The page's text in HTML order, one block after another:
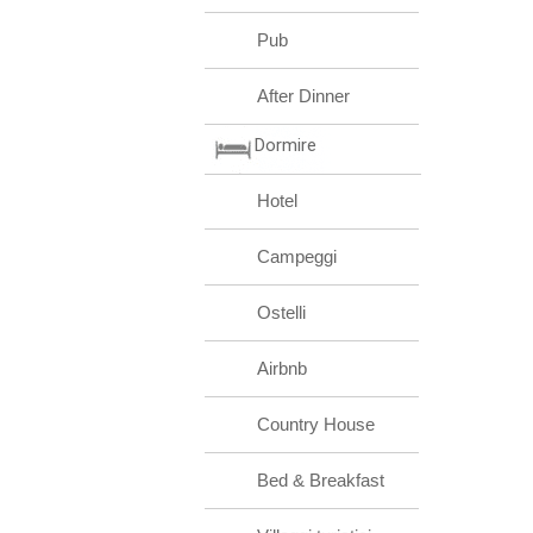
Pub
After Dinner
Dormire
Hotel
Campeggi
Ostelli
Airbnb
Country House
Bed & Breakfast